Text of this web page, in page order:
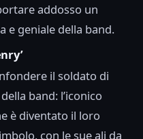
addosso un
e geniale della band.
il soldato di
band: l’iconico
è diventato il loro
con le sue ali da